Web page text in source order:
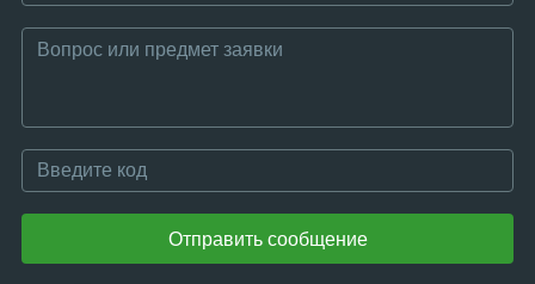
Отправить сообщение